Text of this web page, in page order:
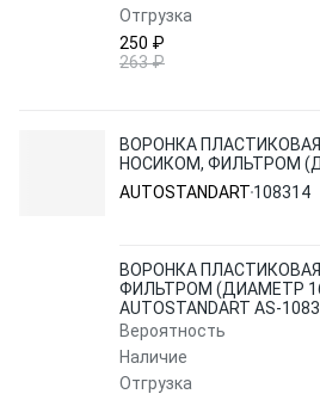
Отгрузка
250 ₽
263 ₽
ВОРОНКА
НОСИКОМ, ФИЛЬТРОМ
ММ, ДЛИНА 400 ММ)
108314
AUTOSTANDART 108314
ВОРОНКА
ФИЛЬТРОМ (ДИАМЕТР
AUTOSTANDART AS-
Вероятность
Наличие
Отгрузка